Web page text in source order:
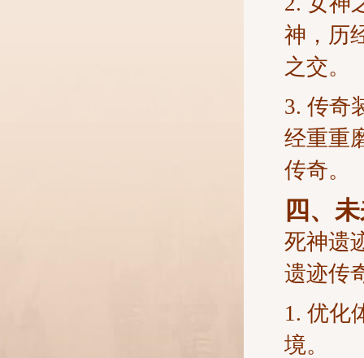
神，历
之交。
3. 传奇
经重重
传奇。
四、
死神遗
遗迹传
1. 优化
境。